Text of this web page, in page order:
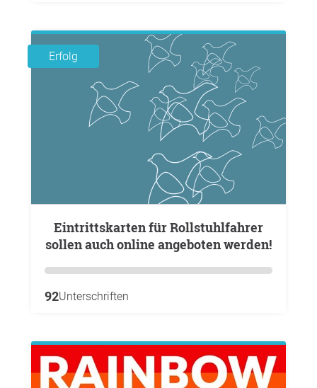
Erfolg
Eintrittskarten für Rollstuhlfahrer
sollen auch online angeboten werden!
92Unterschriften